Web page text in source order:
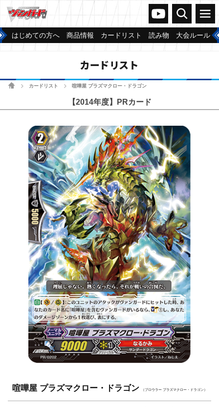
ヴァンガードch
検索 メニュー
はじめての方へ 商品情報 カードリスト 読み物 大会ルール
カードリスト
ホームカードリスト 喧嘩屋 プラズマクロー・ドラゴン
【2014年度】PRカード
喧嘩屋 プラズマクロー・ドラゴン （ブロウラー プラズマクロー・ドラゴン）